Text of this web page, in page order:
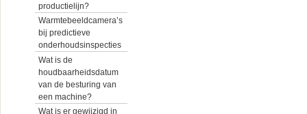
productielijn?
Warmtebeeldcamera’s
bij predictieve
onderhoudsinspecties
Wat is de
houdbaarheidsdatum
van de besturing van
een machine?
Wat is er gewijzigd in